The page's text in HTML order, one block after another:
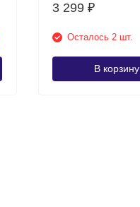
3 299 ₽
Осталось 2 шт.
В корзину